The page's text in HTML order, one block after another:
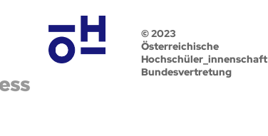
© 2023
Österreichische
Hochschüler_innenschaft
Bundesvertretung